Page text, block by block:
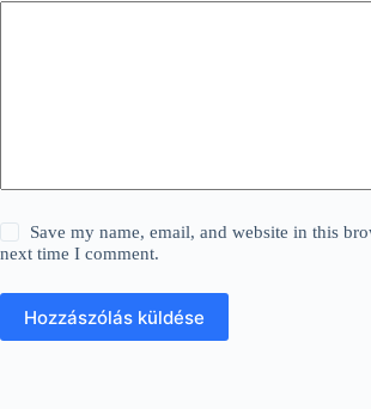
Save my name, email, and website in this
next time I comment.
Hozzászólás küldése